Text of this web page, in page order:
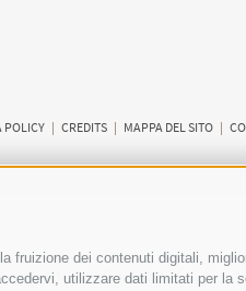
dei contenuti digitali,
utilizzare dati limitati per la
POLICY | CREDITS | MAPPA DEL SITO |
GUIDATE NELLA